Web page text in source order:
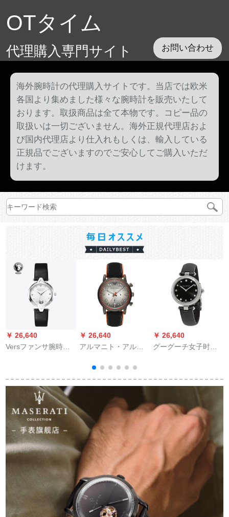
OTタイム
代理購入専門サイト お問い合わせ
海外腕時計の代理購入サイトです。当店では欧米
各国より集めました様々な腕時計を販売いたして
おります。取扱商品は全て本物です。コピー品の
取扱いは一切ございません。海外正規代理店およ
び国内代理店より仕入れもしくは、輸入している
正規品でございますのでご安心してご購入いただ
けます。
￥ 26,640
Versファンサ腕時計
Dレリ·フ·ドV形時計
耳目デカン
￥ 26,640
アルマニト・アルシ
の动き灰色クウォー
ム男子时计AR 11174
￥ 26,640
グーグーチ女子时计
ド女子史腕时计を表